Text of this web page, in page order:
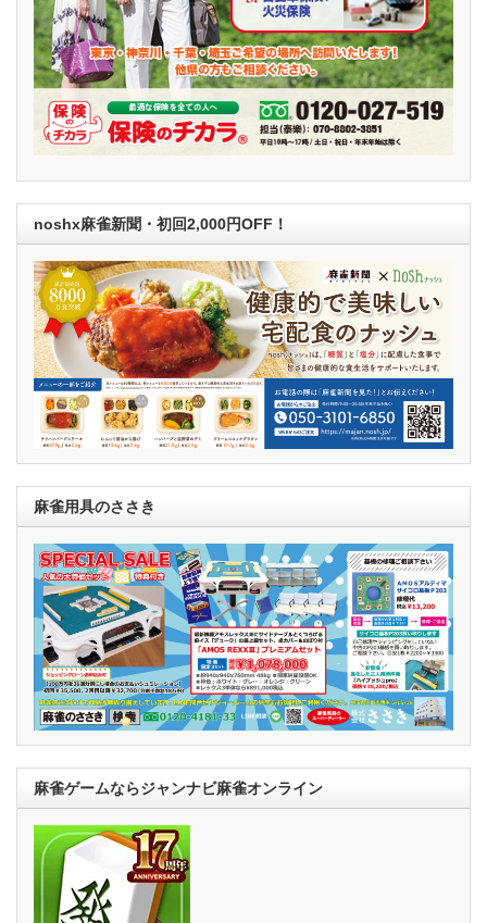
noshx麻雀新聞・初回2,000円OFF！
麻雀用具のささき
麻雀ゲームならジャンナビ麻雀オンライン